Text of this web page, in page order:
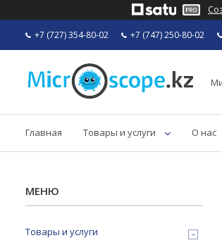
+7 (727) 354-80-02 +7 (747) 250-80-02
Главная Товары и услуги О нас
Товары и услуги